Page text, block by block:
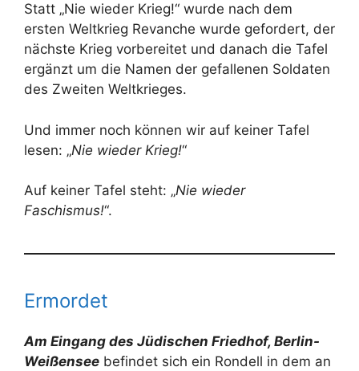
Statt „Nie wieder Krieg!“ wurde nach dem
ersten Weltkrieg Revanche wurde gefordert, der
nächste Krieg vorbereitet und danach die Tafel
ergänzt um die Namen der gefallenen Soldaten
des Zweiten Weltkrieges.
Und immer noch können wir auf keiner Tafel
lesen: „Nie wieder Krieg!“
Auf keiner Tafel steht: „Nie wieder
Faschismus!“.
Ermordet
Am Eingang des Jüdischen Friedhof, Berlin-
Weißensee befindet sich ein Rondell in dem an